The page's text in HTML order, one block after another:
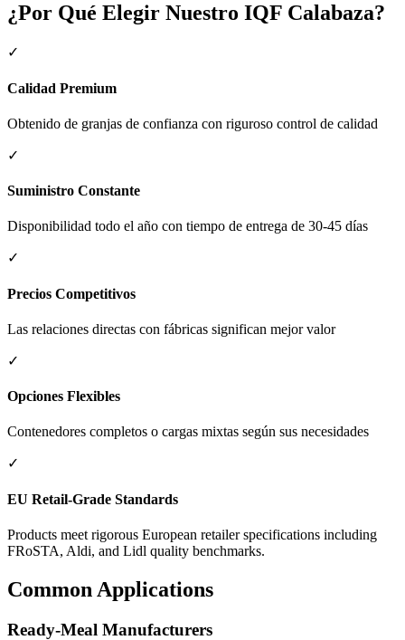
¿Por Qué Elegir Nuestro IQF Calabaza?
✓
Calidad Premium
Obtenido de granjas de confianza con riguroso control de calidad
✓
Suministro Constante
Disponibilidad todo el año con tiempo de entrega de 30-45 días
✓
Precios Competitivos
Las relaciones directas con fábricas significan mejor valor
✓
Opciones Flexibles
Contenedores completos o cargas mixtas según sus necesidades
✓
EU Retail-Grade Standards
Products meet rigorous European retailer specifications including
FRoSTA, Aldi, and Lidl quality benchmarks.
Common Applications
Ready-Meal Manufacturers